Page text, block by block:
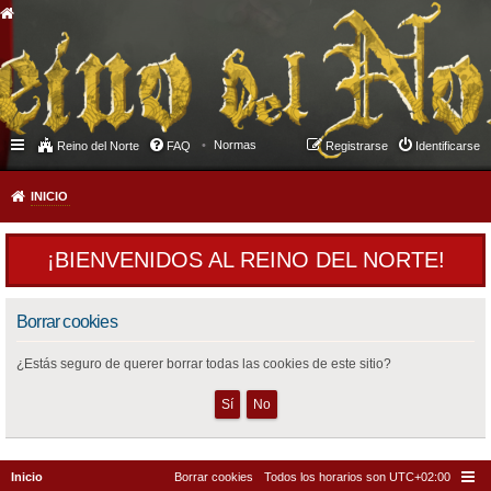
Reino del Norte FAQ Normas Identificarse
Registrarse
INICIO
¡BIENVENIDOS AL REINO DEL NORTE!
Borrar cookies
¿Estás seguro de querer borrar todas las cookies de este sitio?
Inicio Todos los horarios son UTC+02:00
Borrar cookies